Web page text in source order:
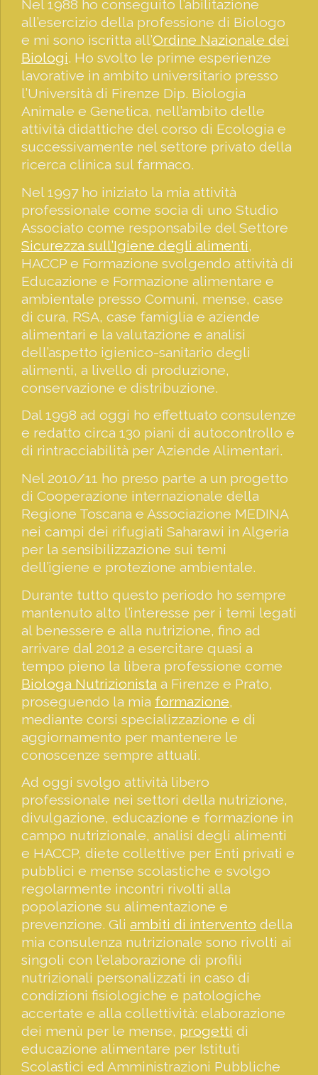
Nel 1988 ho conseguito l’abilitazione
all’esercizio della professione di Biologo
e mi sono iscritta all’Ordine Nazionale dei
Biologi. Ho svolto le prime esperienze
lavorative in ambito universitario presso
l’Università di Firenze Dip. Biologia
Animale e Genetica, nell’ambito delle
attività didattiche del corso di Ecologia e
successivamente nel settore privato della
ricerca clinica sul farmaco.
Nel 1997 ho iniziato la mia attività
professionale come socia di uno Studio
Associato come responsabile del Settore
Sicurezza sull’Igiene degli alimenti,
HACCP e Formazione svolgendo attività di
Educazione e Formazione alimentare e
ambientale presso Comuni, mense, case
di cura, RSA, case famiglia e aziende
alimentari e la valutazione e analisi
dell’aspetto igienico-sanitario degli
alimenti, a livello di produzione,
conservazione e distribuzione.
Dal 1998 ad oggi ho effettuato consulenze
e redatto circa 130 piani di autocontrollo e
di rintracciabilità per Aziende Alimentari.
Nel 2010/11 ho preso parte a un progetto
di Cooperazione internazionale della
Regione Toscana e Associazione MEDINA
nei campi dei rifugiati Saharawi in Algeria
per la sensibilizzazione sui temi
dell’igiene e protezione ambientale.
Durante tutto questo periodo ho sempre
mantenuto alto l’interesse per i temi legati
al benessere e alla nutrizione, fino ad
arrivare dal 2012 a esercitare quasi a
tempo pieno la libera professione come
Biologa Nutrizionista a Firenze e Prato,
proseguendo la mia formazione,
mediante corsi specializzazione e di
aggiornamento per mantenere le
conoscenze sempre attuali.
Ad oggi svolgo attività libero
professionale nei settori della nutrizione,
divulgazione, educazione e formazione in
campo nutrizionale, analisi degli alimenti
e HACCP, diete collettive per Enti privati e
pubblici e mense scolastiche e svolgo
regolarmente incontri rivolti alla
popolazione su alimentazione e
prevenzione. Gli ambiti di intervento della
mia consulenza nutrizionale sono rivolti ai
singoli con l’elaborazione di profili
nutrizionali personalizzati in caso di
condizioni fisiologiche e patologiche
accertate e alla collettività: elaborazione
dei menù per le mense, progetti di
educazione alimentare per Istituti
Scolastici ed Amministrazioni Pubbliche